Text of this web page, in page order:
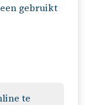
gebruikt
te